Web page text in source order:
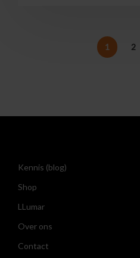
1 2
Kennis (blog)
Shop
LLumar
Over ons
Contact